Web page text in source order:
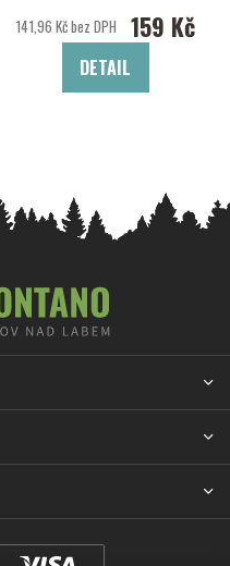
141,96 Kč bez DPH 159 Kč
DETAIL